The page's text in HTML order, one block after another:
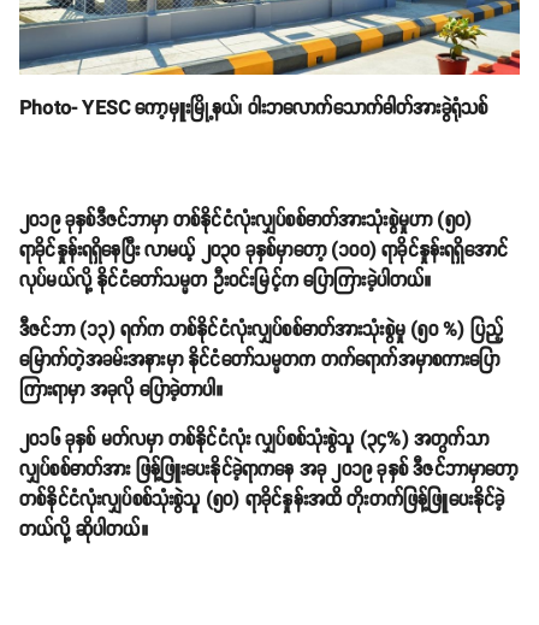
Photo- YESC ကော့မှူးမြို့နယ်၊ ဝါးဘလောက်သောက်ဓါတ်အားခွဲရုံသစ်
၂၀၁၉ ခုနှစ်ဒီဇင်ဘာမှာ တစ်နိုင်ငံလုံးလျှပ်စစ်ဓာတ်အားသုံးစွဲမှုဟာ (၅၀)
ရာခိုင်နှုန်းရရှိနေပြီး လာမယ့် ၂၀၃၀ ခုနှစ်မှာတော့ (၁၀၀) ရာခိုင်နှုန်းရရှိအောင်
လုပ်မယ်လို့ နိုင်ငံတော်သမ္မတ ဦးဝင်းမြင့်က ပြောကြားခဲ့ပါတယ်။
ဒီဇင်ဘာ (၁၃) ရက်က တစ်နိုင်ငံလုံးလျှပ်စစ်ဓာတ်အားသုံးစွဲမှု (၅၀ %) ပြည့်
မြောက်တဲ့အခမ်းအနားမှာ နိုင်ငံတော်သမ္မတက တက်ရောက်အမှာစကားပြော
ကြားရာမှာ အခုလို ပြောခဲ့တာပါ။
၂၀၁၆ ခုနှစ် မတ်လမှာ တစ်နိုင်ငံလုံး လျှပ်စစ်သုံးစွဲသူ (၃၄%) အတွက်သာ
လျှပ်စစ်ဓာတ်အား ဖြန့်ဖြူးပေးနိုင်ခဲ့ရာကနေ အခု ၂၀၁၉ ခုနှစ် ဒီဇင်ဘာမှာတော့
တစ်နိုင်ငံလုံးလျှပ်စစ်သုံးစွဲသူ (၅၀) ရာခိုင်နှုန်းအထိ တိုးတက်ဖြန့်ဖြူပေးနိုင်ခဲ့
တယ်လို့ ဆိုပါတယ်။